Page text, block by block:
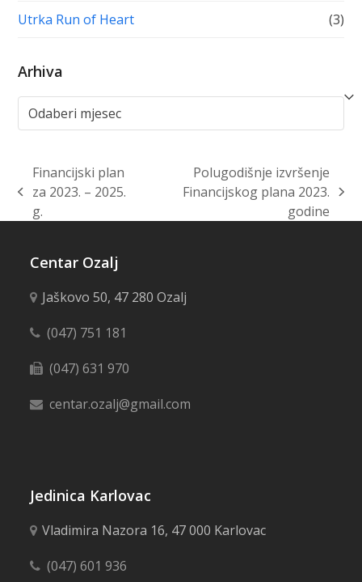
Utrka Run of Heart (3)
Arhiva
Arhiva
previous
post:
Financijski plan
za 2023. – 2025.
g.
post:
Polugodišnje izvršenje
Financijskog plana 2023.
godine
Centar Ozalj
Jaškovo 50, 47 280 Ozalj
(047) 751 181
(047) 631 970
centar.ozalj@gmail.com
Jedinica Karlovac
Vladimira Nazora 16, 47 000 Karlovac
(047) 601 936